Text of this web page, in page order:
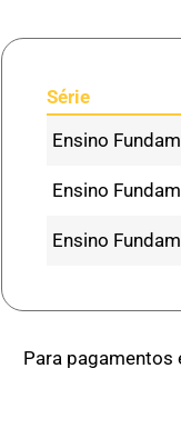
Série
Ensino
Ensino
Ensino
Para pagamentos